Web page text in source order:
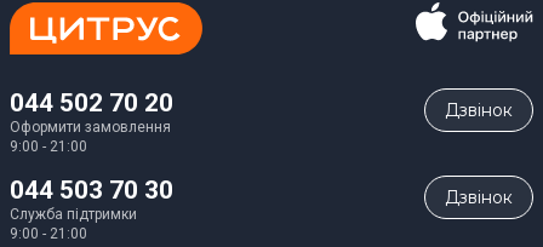
044 502 70 20
Оформити замовлення
9:00 - 21:00
Дзвiнок
044 503 70 30
Служба підтримки
9:00 - 21:00
Дзвiнок